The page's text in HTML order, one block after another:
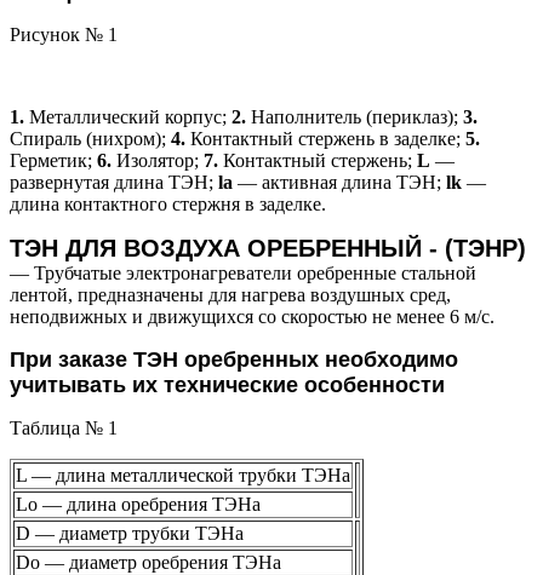
Рисунок № 1
1. Металлический корпус; 2. Наполнитель (периклаз); 3.
Спираль (нихром); 4. Контактный стержень в заделке; 5.
Герметик; 6. Изолятор; 7. Контактный стержень; L —
развернутая длина ТЭН; la — активная длина ТЭН; lk —
длина контактного стержня в заделке.
ТЭН ДЛЯ ВОЗДУХА ОРЕБРЕННЫЙ - (ТЭНР)
— Трубчатые электронагреватели оребренные стальной
лентой, предназначены для нагрева воздушных сред,
неподвижных и движущихся со скоростью не менее 6 м/с.
При заказе ТЭН оребренных необходимо
учитывать их технические особенности
Таблица № 1
L — длина металлической трубки ТЭНа
Lo — длина оребрения ТЭНа
D — диаметр трубки ТЭНа
Do — диаметр оребрения ТЭНа